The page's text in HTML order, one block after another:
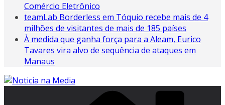
Comércio Eletrônico
teamLab Borderless em Tóquio recebe mais de 4
milhões de visitantes de mais de 185 países
À medida que ganha força para a Aleam, Eurico
Tavares vira alvo de sequência de ataques em
Manaus